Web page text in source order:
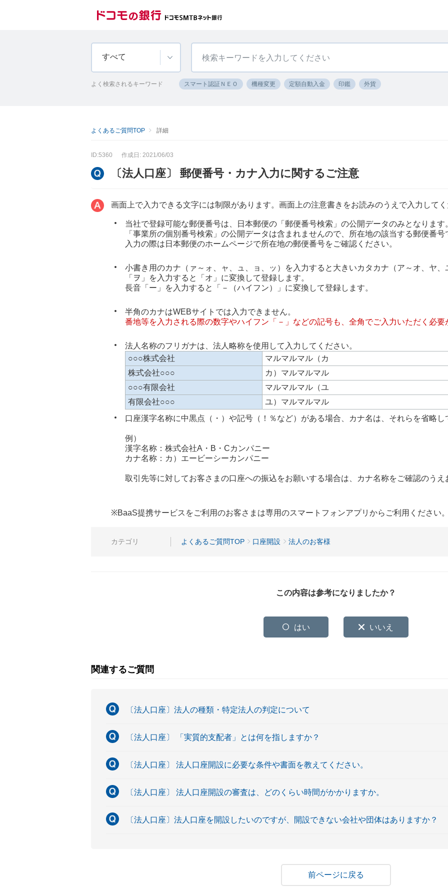
すべて
よく検索されるキーワード スマート認証ＮＥＯ 機種変更 定額自動入金 印鑑 外貨
よくあるご質問TOP 詳細
ID:5360 作成日: 2021/06/03
〔法人口座〕 郵便番号・カナ入力に関するご注意
画面上で入力できる文字には制限があります。画面上の注意書きをお読みのうえで入力してく
当社で登録可能な郵便番号は、日本郵便の「郵便番号検索」の公開データのみとなります
「事業所の個別番号検索」の公開データは含まれませんので、所在地の該当する郵便番号
入力の際は日本郵便のホームページで所在地の郵便番号をご確認ください。
小書き用のカナ（ァ～ォ、ャ、ュ、ョ、ッ）を入力すると大きいカタカナ（ア～オ、ヤ、
「ヲ」を入力すると「オ」に変換して登録します。
長音「ー」を入力すると「－（ハイフン）」に変換して登録します。
半角のカナはWEBサイトでは入力できません。
番地等を入力される際の数字やハイフン「－」などの記号も、全角でご入力いただく必要
法人名称のフリガナは、法人略称を使用して入力してください。
○○○株式会社
マルマルマル（カ
株式会社○○○
カ）マルマルマル
○○○有限会社
マルマルマル（ユ
有限会社○○○
ユ）マルマルマル
口座漢字名称に中黒点（・）や記号（！％など）がある場合、カナ名は、それらを省略し
例）
漢字名称：株式会社A・B・Cカンパニー
カナ名称：カ）エービーシーカンパニー
取引先等に対してお客さまの口座への振込をお願いする場合は、カナ名称をご確認のうえ
※BaaS提携サービスをご利用のお客さまは専用のスマートフォンアプリからご利用ください。
カテゴリ よくあるご質問TOP 口座開設 法人のお客様
この内容は参考になりましたか？
はい いいえ
関連するご質問
〔法人口座〕法人の種類・特定法人の判定について
〔法人口座〕 「実質的支配者」とは何を指しますか？
〔法人口座〕 法人口座開設に必要な条件や書面を教えてください。
〔法人口座〕 法人口座開設の審査は、どのくらい時間がかかりますか。
〔法人口座〕法人口座を開設したいのですが、開設できない会社や団体はありますか？
戻る